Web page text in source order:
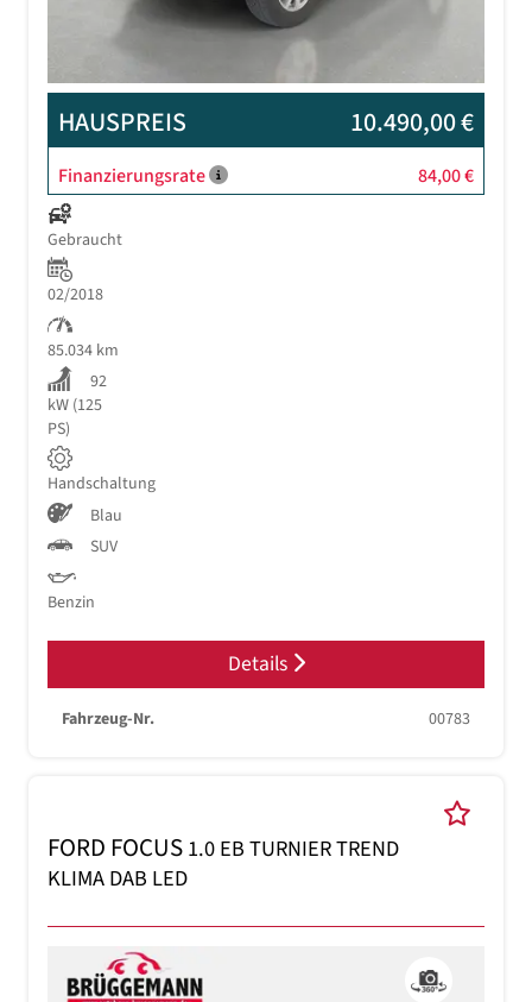
HAUSPREIS 10.490,00 €
Finanzierungsrate 84,00 €
Gebraucht
02/2018
85.034 km
92
kW (125
PS)
Handschaltung
Blau
SUV
Benzin
Details
Fahrzeug-Nr. 00783
FORD FOCUS1.0 EB TURNIER TREND
KLIMA DAB LED